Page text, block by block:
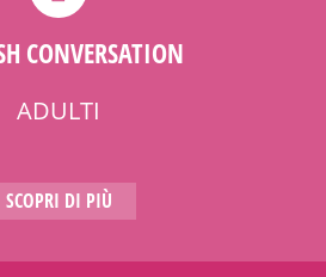
CONVERSATION
ADULTI
SCOPRI DI PIÙ